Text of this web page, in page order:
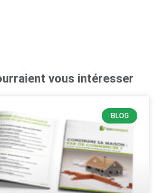
vous intéresser
BLOG